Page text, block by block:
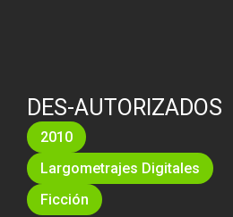
DES-AUTORIZADOS
2010
Largometrajes Digitales
Ficción